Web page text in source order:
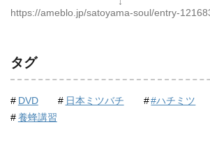
https://ameblo.jp/satoyama-soul/entry-
タグ
DVD 日本ミツバチ #ハチミツ
養蜂講習